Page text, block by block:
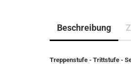
Beschreibung
Treppenstufe - Trittstufe -